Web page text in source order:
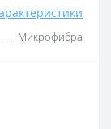
Микрофибра